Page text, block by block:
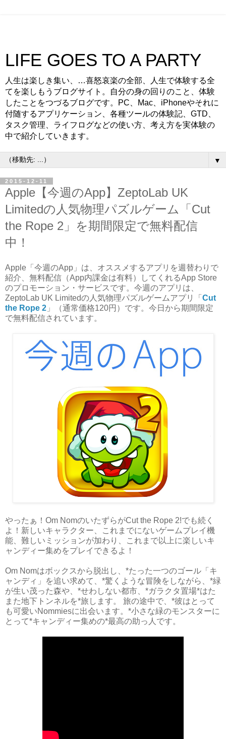
LIFE GOES TO A PARTY
人生は楽しき集い、…喜怒哀楽の全部、人生で体験する全
てを楽しもうブログサイト。自分の身の回りのこと、体験
したことをつづるブログです。PC、Mac、iPhoneやそれに
付随するアプリケーション、各種ツールの体験記、GTD、
タスク管理、ライフログなどの使い方、考え方を実体験の
中で紹介していきます。
▼
2015-12-11
Apple【今週のApp】ZeptoLab UK
Limitedの人気物理パズルゲーム「Cut
the Rope 2」を期間限定で無料配信
中！
Apple「今週のApp」は、オススメするアプリを週替わりで
紹介、無料配信（App内課金は有料）してくれるApp Store
のプロモーション・サービスです。今週のアプリは、
ZeptoLab UK Limitedの人気物理パズルゲームアプリ「 Cut
the Rope 2 」（通常価格120円）です。今日から期間限定
で無料配信されています。
やったぁ！Om NomのいたずらがCut the Rope 2!でも続く
よ！新しいキャラクター、これまでにないゲームプレイ機
能、難しいミッションが加わり、これまで以上に楽しいキ
ャンディー集めをプレイできるよ！
Om Nomはボックスから脱出し、*たった一つのゴール「キ
ャンディ」を追い求めて、*驚くような冒険をしながら、*緑
が生い茂った森や、*せわしない都市、*ガラクタ置場*はた
また地下トンネルを*旅します。 旅の途中で、*彼はとって
も可愛いNommiesに出会います。*小さな緑のモンスターに
とって*キャンディー集めの*最高の助っ人です。